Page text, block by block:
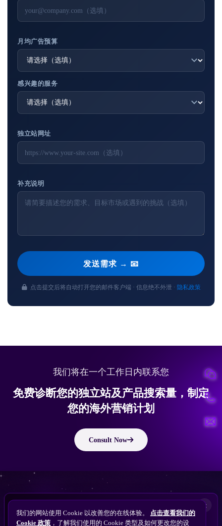
月均广告预算
感兴趣的服务
独立站网址
补充说明
发送需求 → 📧
点击提交后将自动打开您的邮件客户端 · 信息绝不外泄 · 隐私政策
我们将在一个工作日内联系您
免费诊断您的独立站及产品搜索量，制定
您的海外营销计划
Consult Now
版权所有 © 2010 ~ 2026 隽永东方/EastDigi--专注企业海外业务增长
备案号：苏ICP备14005285号-11
我们的网站使用 Cookie 以改善您的在线体验。 点击查看我们的
Cookie 政策 ，了解我们使用的 Cookie 类型及如何更改您的设
×
Perplexity
搜索找到您的独立站？